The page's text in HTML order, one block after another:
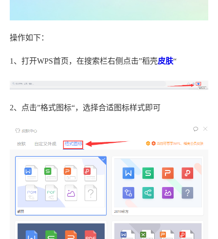
操作如下：
1、打开WPS首页，在搜索栏右侧点击”稻壳皮肤“
2、点击”格式图标“，选择合适图标样式即可